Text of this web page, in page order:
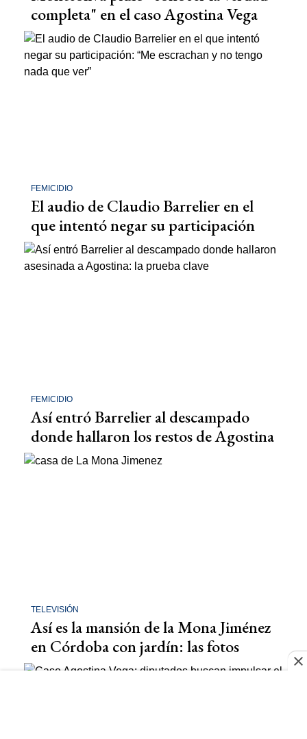
completa" en el caso Agostina Vega
FEMICIDIO
El audio de Claudio Barrelier en el
que intentó negar su participación
FEMICIDIO
Así entró Barrelier al descampado
donde hallaron los restos de Agostina
TELEVISIÓN
Así es la mansión de la Mona Jiménez
en Córdoba con jardín: las fotos